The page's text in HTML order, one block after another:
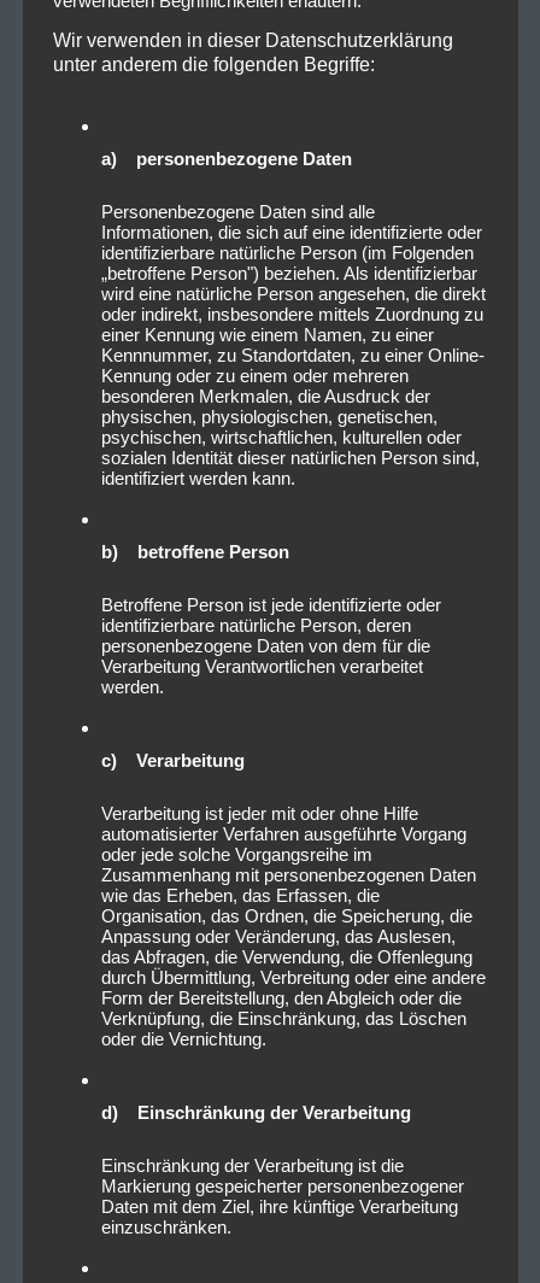
Wir verwenden in dieser Datenschutzerklärung
unter anderem die folgenden Begriffe:
a) personenbezogene Daten
Personenbezogene Daten sind alle
Informationen, die sich auf eine identifizierte oder
identifizierbare natürliche Person (im Folgenden
„betroffene Person") beziehen. Als identifizierbar
wird eine natürliche Person angesehen, die direkt
oder indirekt, insbesondere mittels Zuordnung zu
einer Kennung wie einem Namen, zu einer
Kennnummer, zu Standortdaten, zu einer Online-
Kennung oder zu einem oder mehreren
besonderen Merkmalen, die Ausdruck der
physischen, physiologischen, genetischen,
psychischen, wirtschaftlichen, kulturellen oder
sozialen Identität dieser natürlichen Person sind,
identifiziert werden kann.
b) betroffene Person
Betroffene Person ist jede identifizierte oder
identifizierbare natürliche Person, deren
personenbezogene Daten von dem für die
Verarbeitung Verantwortlichen verarbeitet
werden.
c) Verarbeitung
Verarbeitung ist jeder mit oder ohne Hilfe
automatisierter Verfahren ausgeführte Vorgang
oder jede solche Vorgangsreihe im
Zusammenhang mit personenbezogenen Daten
wie das Erheben, das Erfassen, die
Organisation, das Ordnen, die Speicherung, die
Anpassung oder Veränderung, das Auslesen,
das Abfragen, die Verwendung, die Offenlegung
durch Übermittlung, Verbreitung oder eine andere
Form der Bereitstellung, den Abgleich oder die
Verknüpfung, die Einschränkung, das Löschen
oder die Vernichtung.
d) Einschränkung der Verarbeitung
Einschränkung der Verarbeitung ist die
Markierung gespeicherter personenbezogener
Daten mit dem Ziel, ihre künftige Verarbeitung
einzuschränken.